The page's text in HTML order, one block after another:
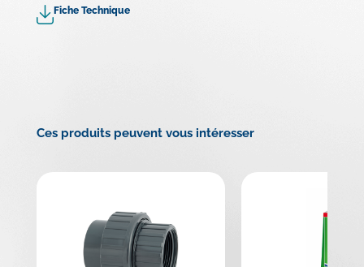
Fiche Technique
Ces produits peuvent vous intéresser